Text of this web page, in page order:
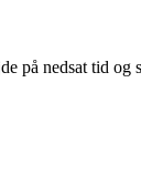
på nedsat tid